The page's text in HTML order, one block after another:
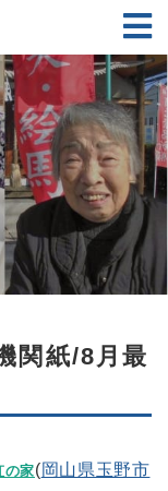
関紙/8月最
の家(岡山県玉野市